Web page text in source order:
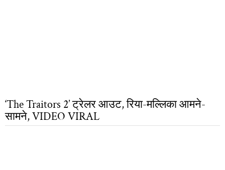
‘The Traitors 2’ ट्रेलर आउट, रिया-मल्लिका आमने-
सामने, VIDEO VIRAL